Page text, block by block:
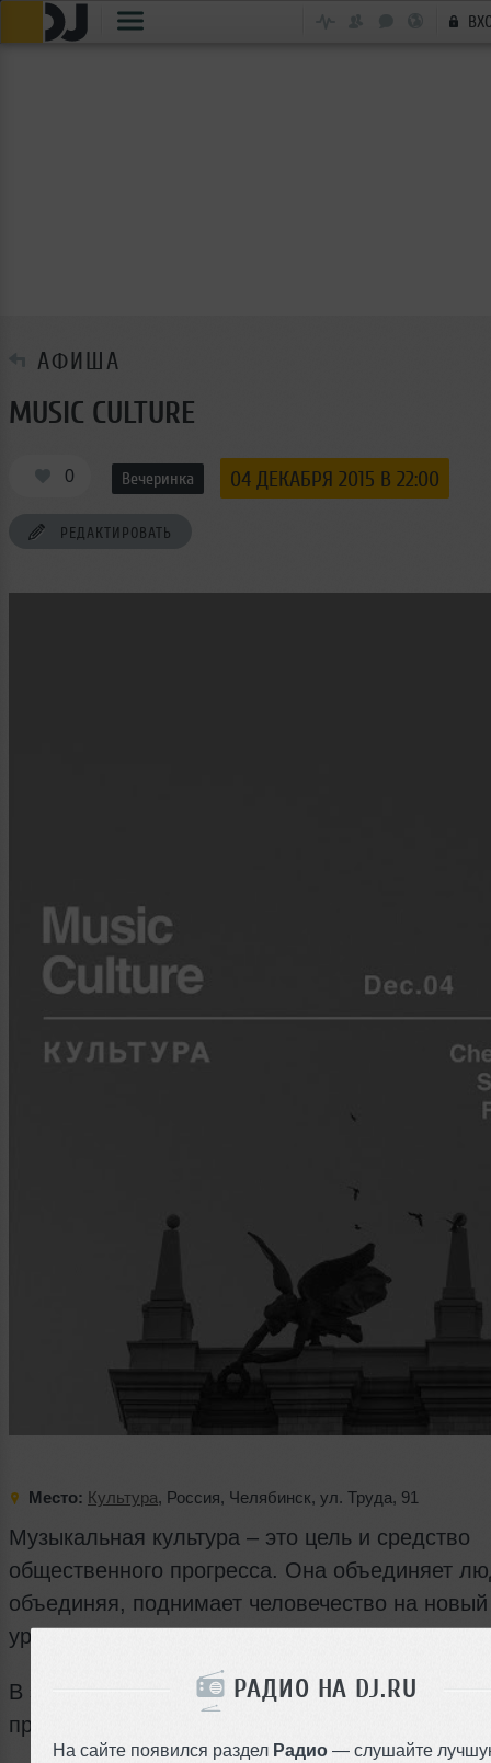
РАДИО НА DJ.RU
На сайте появился раздел Радио — слушайте
АФИША
MUSIC CULTURE
0 Вечеринка 04 ДЕКАБРЯ 2015 В 22:00
РЕДАКТИРОВАТЬ
Место: Культура, Россия, Челябинск, ул. Труда, 91
Музыкальная культура – это цель и средство
общественного прогресса. Она объединяет
объединяя, поднимает человечество на новый
уровень развития.
В эту пятницу мы вновь соберемся
проверить эту теорию на себе!